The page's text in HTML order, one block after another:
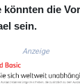
ETB
FJD
GBP
könnten die
sein.
Anzeige